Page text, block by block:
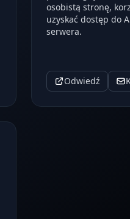
osobistą stronę,
uzyskać dostęp do
serwera.
Odwiedź